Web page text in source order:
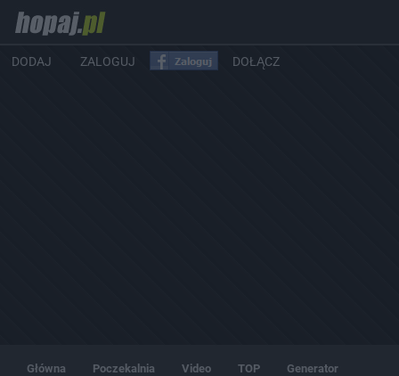
DODAJ ZALOGUJ DOŁĄCZ
Główna Poczekalnia Video TOP Generator